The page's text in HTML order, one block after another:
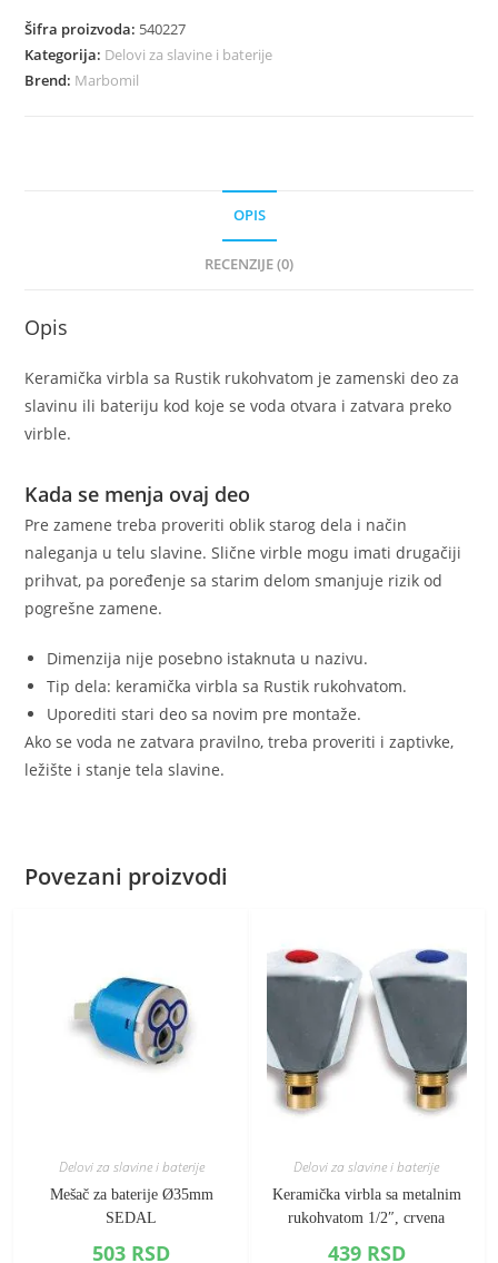
Šifra proizvoda: 540227
Kategorija: Delovi za slavine i baterije
Brend: Marbomil
OPIS
RECENZIJE (0)
Opis
Keramička virbla sa Rustik rukohvatom je zamenski deo za
slavinu ili bateriju kod koje se voda otvara i zatvara preko
virble.
Kada se menja ovaj deo
Pre zamene treba proveriti oblik starog dela i način
naleganja u telu slavine. Slične virble mogu imati drugačiji
prihvat, pa poređenje sa starim delom smanjuje rizik od
pogrešne zamene.
Dimenzija nije posebno istaknuta u nazivu.
Tip dela: keramička virbla sa Rustik rukohvatom.
Uporediti stari deo sa novim pre montaže.
Ako se voda ne zatvara pravilno, treba proveriti i zaptivke,
ležište i stanje tela slavine.
Povezani proizvodi
Delovi za slavine i baterije
Mešač za baterije Ø35mm
SEDAL
503 RSD
Delovi za slavine i baterije
Keramička virbla sa metalnim
rukohvatom 1/2″, crvena
439 RSD